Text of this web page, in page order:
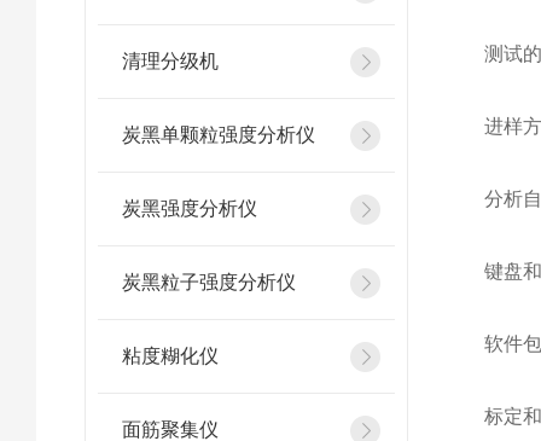
清理分级机
炭黑单颗粒强度分析仪
炭黑强度分析仪
炭黑粒子强度分析仪
粘度糊化仪
面筋聚集仪
测试
进样
分析
键盘
软件
标定